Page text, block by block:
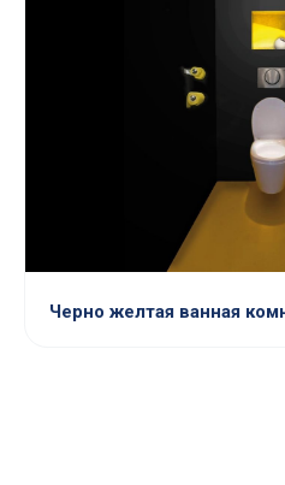
Черно желтая ванная